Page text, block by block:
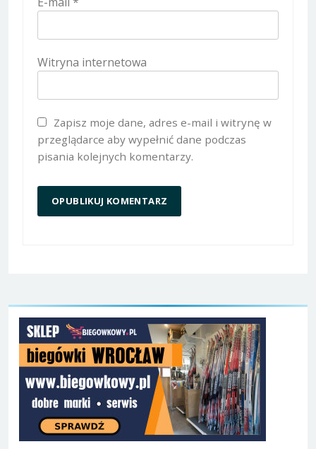
Witryna internetowa
Zapisz moje dane, adres e-mail i witrynę w
przeglądarce aby wypełnić dane podczas
pisania kolejnych komentarzy.